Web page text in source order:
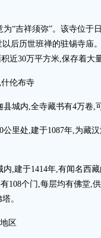
“吉祥须弥”。该寺位于
后历世班禅的驻锡寺庙
近30万平方米,保存着大
伦布寺
城内,全寺藏书有4万卷,
公里处,建于1087年,为藏
,建于1414年,有闻名西
108个门,每层均有佛堂,
。
区